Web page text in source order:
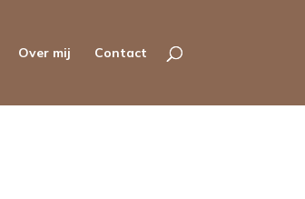
Over mij Contact